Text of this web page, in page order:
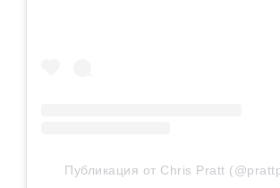
Публикация от Chris Pratt